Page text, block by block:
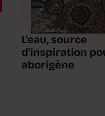
L'eau, source
d'inspiration
aborigène